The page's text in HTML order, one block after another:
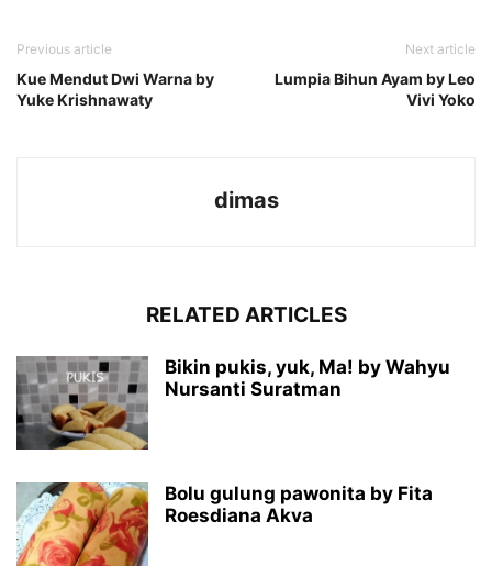
Previous article
Kue Mendut Dwi Warna by
Yuke Krishnawaty
Next article
Lumpia Bihun Ayam by Leo
Vivi Yoko
dimas
RELATED ARTICLES
Bikin pukis, yuk, Ma! by Wahyu
Nursanti Suratman
Bolu gulung pawonita by Fita
Roesdiana Akva